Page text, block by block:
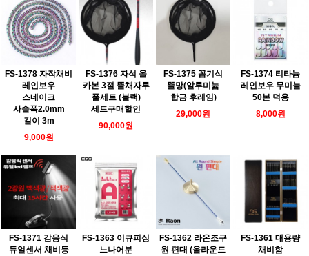
FS-1378 자작채비
레인보우
스네이크
사슬폭2.0mm
길이 3m
9,000원
FS-1376 자석 올
카본 3절 뜰채자루
풀세트 (블랙)
세트구매할인
90,000원
FS-1375 꼽기식
뜰망(알루미늄
합금 후레임)
29,000원
FS-1374 티타늄
레인보우 무미늘
50본 덕용
8,000원
FS-1371 감응식
듀얼센서 채비등
FS-1363 이큐피싱
느나어분
FS-1362 라온조구
원 편대 (올라운드
FS-1361 대용량
채비함